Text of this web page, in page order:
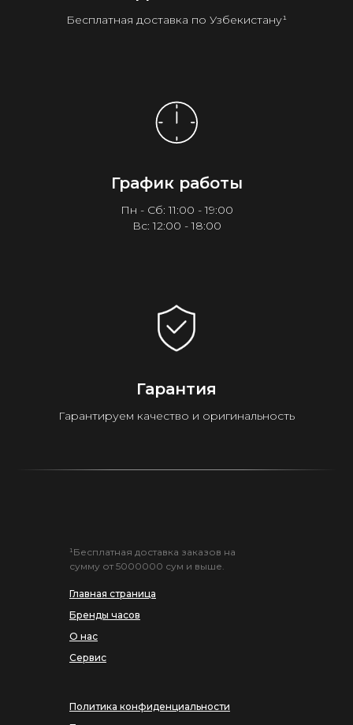
Бесплатная доставка по Узбекистану¹
График работы
Пн - Сб: 11:00 - 19:00
Вс: 12:00 - 18:00
Гарантия
Гарантируем качество и оригинальность
Главная страница
Бренды часов
О нас
Сервис
¹Бесплатная доставка заказов на
сумму от 5000000 сум и выше.
Политика конфиденциальности